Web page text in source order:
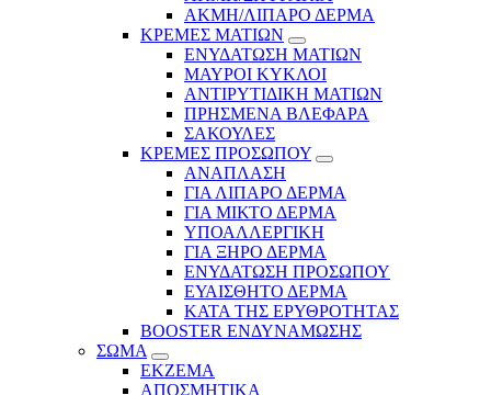
ΑΚΜΗ/ΛΙΠΑΡΟ ΔΕΡΜΑ
ΚΡΕΜΕΣ ΜΑΤΙΩΝ
ΕΝΥΔΑΤΩΣΗ ΜΑΤΙΩΝ
ΜΑΥΡΟΙ ΚΥΚΛΟΙ
ΑΝΤΙΡΥΤΙΔΙΚΗ ΜΑΤΙΩΝ
ΠΡΗΣΜΕΝΑ ΒΛΕΦΑΡΑ
ΣΑΚΟΥΛΕΣ
ΚΡΕΜΕΣ ΠΡΟΣΩΠΟΥ
ΑΝΑΠΛΑΣΗ
ΓΙΑ ΛΙΠΑΡΟ ΔΕΡΜΑ
ΓΙΑ ΜΙΚΤΟ ΔΕΡΜΑ
ΥΠΟΑΛΛΕΡΓΙΚΗ
ΓΙΑ ΞΗΡΟ ΔΕΡΜΑ
ΕΝΥΔΑΤΩΣΗ ΠΡΟΣΩΠΟΥ
ΕΥΑΙΣΘΗΤΟ ΔΕΡΜΑ
ΚΑΤΑ ΤΗΣ ΕΡΥΘΡΟΤΗΤΑΣ
BOOSTER ΕΝΔΥΝΑΜΩΣΗΣ
ΣΩΜΑ
ΕΚΖΕΜΑ
ΑΠΟΣΜΗΤΙΚΑ